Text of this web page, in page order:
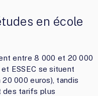
en école
entre 8 000 et 20 000
ESSEC se situent
000 euros), tandis
des tarifs plus